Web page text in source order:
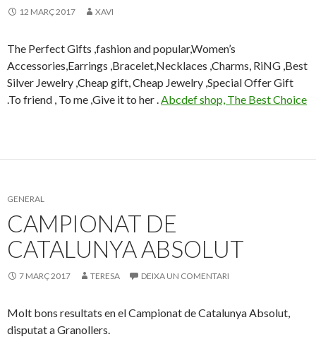
12 MARÇ 2017 XAVI
The Perfect Gifts ,fashion and popular,Women’s
Accessories,Earrings ,Bracelet,Necklaces ,Charms, RiNG ,Best
Silver Jewelry ,Cheap gift, Cheap Jewelry ,Special Offer Gift
.To friend , To me ,Give it to her .Abcdef shop, The Best Choice
GENERAL
CAMPIONAT DE
CATALUNYA ABSOLUT
7 MARÇ 2017 TERESA DEIXA UN COMENTARI
Molt bons resultats en el Campionat de Catalunya Absolut,
disputat a Granollers.